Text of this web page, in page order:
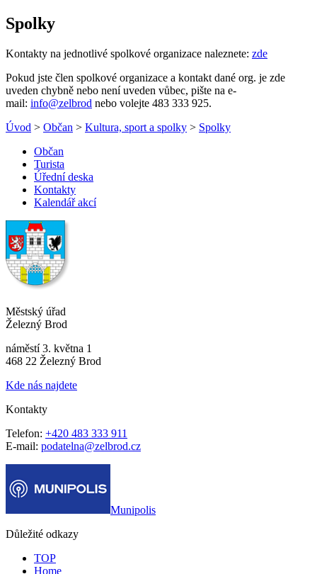
Spolky
Kontakty na jednotlivé spolkové organizace naleznete: zde
Pokud jste člen spolkové organizace a kontakt dané org. je zde
uveden chybně nebo není uveden vůbec, pište na e-
mail: info@zelbrod nebo volejte 483 333 925.
Úvod > Občan > Kultura, sport a spolky > Spolky
Občan
Turista
Úřední deska
Kontakty
Kalendář akcí
Městský úřad
Železný Brod
náměstí 3. května 1
468 22 Železný Brod
Kde nás najdete
Kontakty
Telefon: +420 483 333 911
E-mail: podatelna@zelbrod.cz
Munipolis
Důležité odkazy
TOP
Home